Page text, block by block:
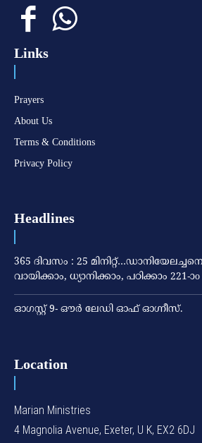
Links
Prayers
About Us
Terms & Conditions
Privacy Policy
Headlines
365 ദിവസം : 25
വായിക്കാം, ധ്യാനിക്കാം, പഠിക്കാം 221-
ഓഗസ്റ്റ് 9- ഔര്‍ ലേഡി ഓഫ് ഓഗ്നീസ്.
Location
Marian Ministries
4 Magnolia Avenue, Exeter, U K, EX2 6DJ